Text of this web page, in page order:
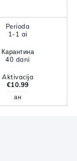
Perioda
1-1 ai
Карантина
40 dani
Aktivacija
€10.99
ан